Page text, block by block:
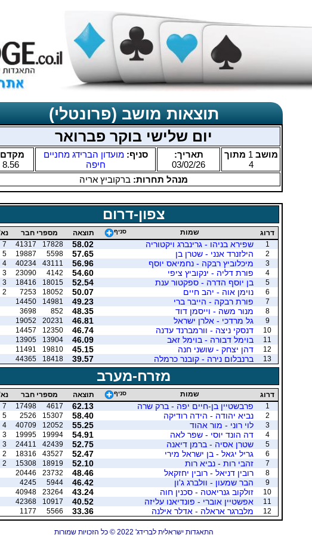
תוצאות מושב (פרונטלי)
יום שלישי בוקר פברואר
מושב 1 מתוך
4
תאריך:
03/02/26
סניף:מועדון הברידג מחניים
חיפה
8.56
מנהל תחרות: ברקוביץ אריה
צפון-דרום
דרוג שמות סניף תוצאה מספרי חבר
1
שפירא בניהו - גרינברג ויקטוריה 58.02
17828
41317
7
2
הילזנרד אנני - שטרן בן 57.65
5598
19887
5
3
מיכלוביץ רבקה - נחמיאס יוסף 56.96
43111
40234
4
4
פורת דליה - ינקוביץ ציפי 54.60
4142
23090
3
5
בן יוסף הדרה - ספקטור ענת 52.54
18015
18416
3
6
נוימן אוה - יהב חיים 50.07
18052
7253
2
7
פורת רבקה - הייבר ברי 49.23
14981
14450
8
מנור משה - וייסמן דוד 48.35
852
3698
9
גל מרדכי - אלרן ישראל 46.81
20231
19052
10
דנסקי ניצה - וורמברנד עדנה 46.74
12350
14457
11
בוימל דבורה - בוימל זאב 46.09
13904
13905
12
דהן יצחק - שושני חנה 45.15
19810
11491
13
ברנבלום נירה - קובנר כרמלה 39.57
18418
44365
מזרח-מערב
דרוג שמות סניף תוצאה מספרי חבר
1
פרבשטיין בן-חיים יפה - ברק שרה 62.13
4617
17498
7
2
נביא יהודה - הידה רודיקה 58.40
15307
2526
5
3
לוי רוני - מור אהוד 55.25
12052
40709
4
4
דה הונד יוסי - שפר לאה 54.91
19994
19995
3
5
שטרן אסיה - ברמן דיאנה 52.75
42439
24411
3
6
גריל יגאל - בן ישראל מירי 52.47
43527
18316
2
7
זהבי רות - נביא רות 52.10
18919
15308
2
8
רובין דניאל - רובין יחזקאל 48.46
23732
20446
9
הבר שמעון - וולברג ג'ון 46.42
5944
4245
10
זולקוב גנריאטה - סכנין חוה 43.24
23264
40948
11
אפשטיין אוברי - פונדיאנו עליזה 40.52
10917
42368
12
מלברגר אראלה - אדלר אילנה 33.36
5566
1177
התאגדות ישראלית לברידג' 2022 © כל הזכויות שמורות